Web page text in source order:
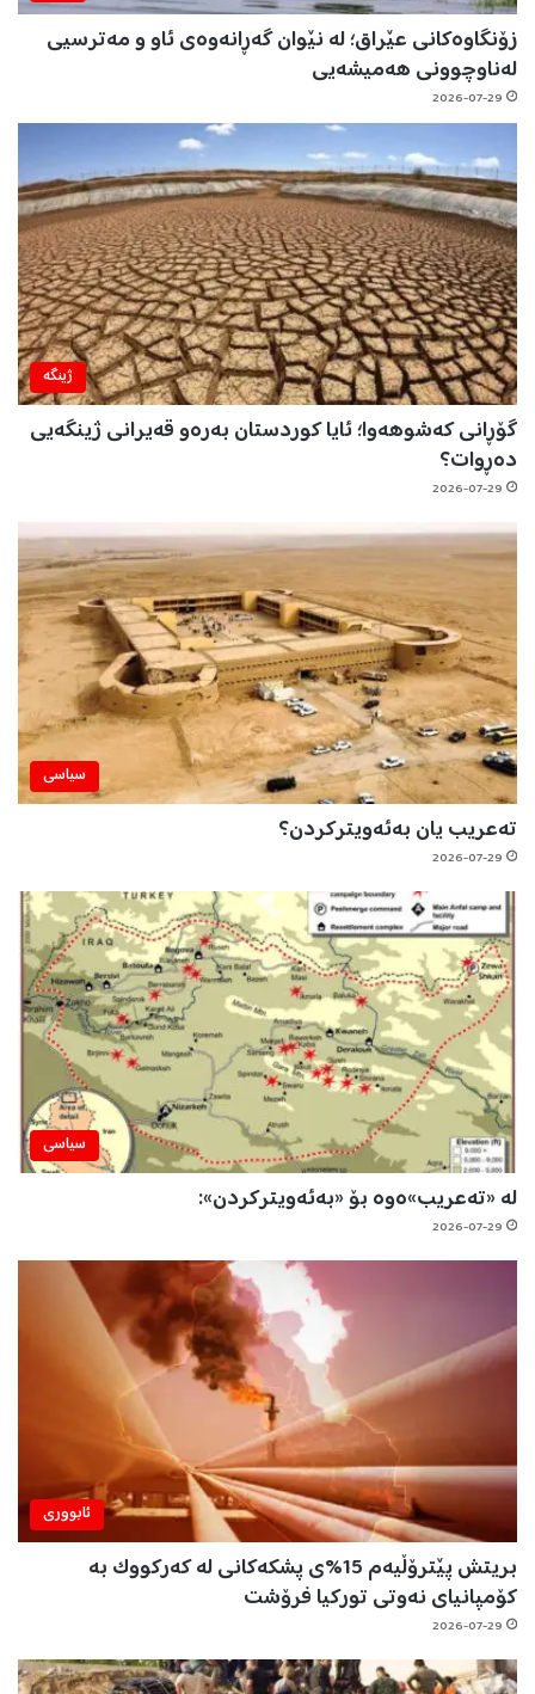
زۆنگاوەکانی عێراق؛ لە نێوان گەڕانەوەی ئاو و مەترسیی
لەناوچوونی هەمیشەیی
2026-07-29
ژینگه‌
گۆڕانی کەشوهەوا؛ ئایا کوردستان بەرەو قەیرانی ژینگەیی
دەڕوات؟
2026-07-29
سیاسی
تەعریب یان بەئەویترکردن؟
2026-07-29
سیاسی
لە «تەعریب»ەوە بۆ «بەئەویترکردن»:
2026-07-29
ئابووری
بریتش پێترۆڵیەم 15%ی پشکەکانی لە کەرکووک بە
کۆمپانیای نەوتی تورکیا فرۆشت
2026-07-29